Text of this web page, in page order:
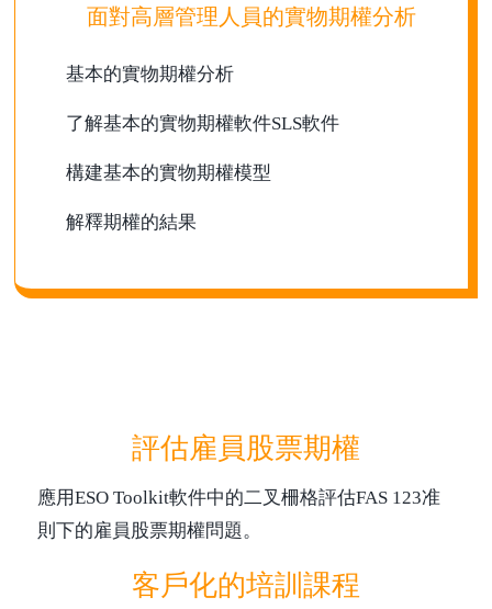
面對高層管理人員的實物期權分析
基本的實物期權分析
了解基本的實物期權軟件SLS軟件
構建基本的實物期權模型
解釋期權的結果
評估雇員股票期權
應用ESO Toolkit軟件中的二叉柵格評估FAS 123准
則下的雇員股票期權問題。
客戶化的培訓課程